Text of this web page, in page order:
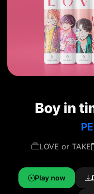
Boy in
LOVE or TAKE
Play now